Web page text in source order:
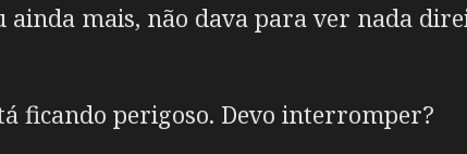
ainda mais, não dava para ver nada
ficando perigoso. Devo interromper?